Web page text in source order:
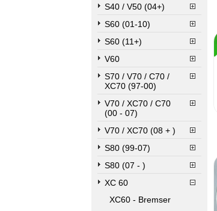
S40 / V50 (04+)
S60 (01-10)
S60 (11+)
V60
S70 / V70 / C70 /
XC70 (97-00)
V70 / XC70 / C70
(00 - 07)
V70 / XC70 (08 + )
S80 (99-07)
S80 (07 - )
XC 60
XC60 - Bremser